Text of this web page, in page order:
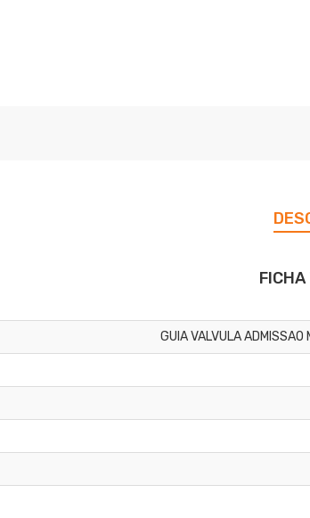
FICHA
GUIA VALVULA